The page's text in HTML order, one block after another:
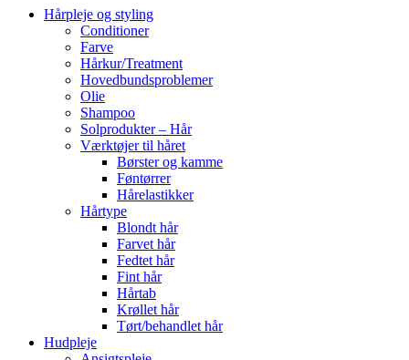
Hårpleje og styling
Conditioner
Farve
Hårkur/Treatment
Hovedbundsproblemer
Olie
Shampoo
Solprodukter – Hår
Værktøjer til håret
Børster og kamme
Føntørrer
Hårelastikker
Hårtype
Blondt hår
Farvet hår
Fedtet hår
Fint hår
Hårtab
Krøllet hår
Tørt/behandlet hår
Hudpleje